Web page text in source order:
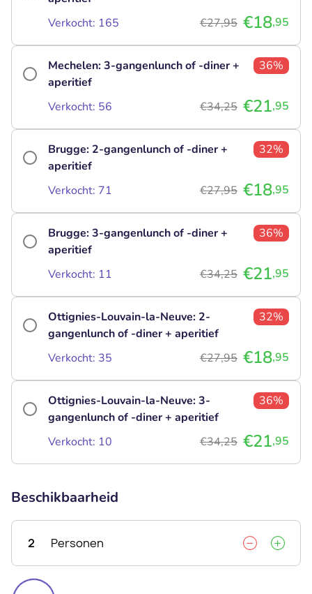
Verkocht: 165 €27,95 €18,95
Mechelen: 3-gangenlunch of -diner +
aperitief
36%
Verkocht: 56 €34,25 €21,95
Brugge: 2-gangenlunch of -diner +
aperitief
32%
Verkocht: 71 €27,95 €18,95
Brugge: 3-gangenlunch of -diner +
aperitief
36%
Verkocht: 11 €34,25 €21,95
Ottignies-Louvain-la-Neuve: 2-
gangenlunch of -diner + aperitief
32%
Verkocht: 35 €27,95 €18,95
Ottignies-Louvain-la-Neuve: 3-
gangenlunch of -diner + aperitief
36%
Verkocht: 10 €34,25 €21,95
Beschikbaarheid
2 Personen